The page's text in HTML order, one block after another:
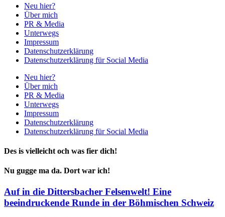
Neu hier?
Über mich
PR & Media
Unterwegs
Impressum
Datenschutzerklärung
Datenschutzerklärung für Social Media
Neu hier?
Über mich
PR & Media
Unterwegs
Impressum
Datenschutzerklärung
Datenschutzerklärung für Social Media
Des is vielleicht och was fier dich!
Nu gugge ma da. Dort war ich!
Auf in die Dittersbacher Felsenwelt! Eine
beeindruckende Runde in der Böhmischen Schweiz